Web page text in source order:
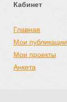
Кабинет
Главная
Мои публикации
Мои проекты
Анкета